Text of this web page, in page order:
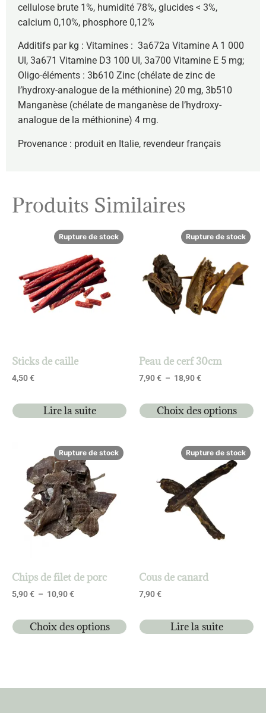
cellulose brute 1%, humidité 78%, glucides < 3%,
calcium 0,10%, phosphore 0,12%
Additifs par kg : Vitamines : 3a672a Vitamine A 1 000
UI, 3a671 Vitamine D3 100 UI, 3a700 Vitamine E 5 mg;
Oligo-éléments : 3b610 Zinc (chélate de zinc de
l’hydroxy-analogue de la méthionine) 20 mg, 3b510
Manganèse (chélate de manganèse de l’hydroxy-
analogue de la méthionine) 4 mg.
Provenance : produit en Italie, revendeur français
Produits Similaires
Rupture de stock
Sticks de caille
4,50€
Lire la suite
Rupture de stock
Peau de cerf 30cm
7,90€ – 18,90€
Choix des options
Rupture de stock
Chips de filet de porc
5,90€ – 10,90€
Choix des options
Rupture de stock
Cous de canard
7,90€
Lire la suite